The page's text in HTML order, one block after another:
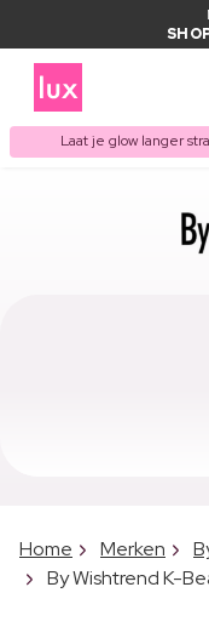
Laat je glow langer
Home Merken
By Wishtrend K-